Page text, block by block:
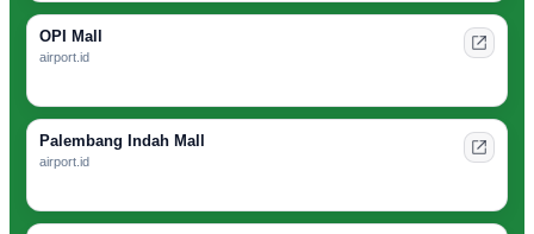
OPI Mall
airport.id
Palembang Indah Mall
airport.id